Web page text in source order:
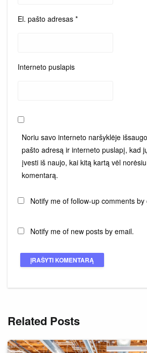
El. pašto adresas *
Interneto puslapis
Noriu savo interneto naršyklėje
pašto adresą ir interneto puslapį, kad
įvesti iš naujo, kai kitą kartą vėl
komentarą.
Notify me of follow-up comments by
Notify me of new posts by email.
Related Posts